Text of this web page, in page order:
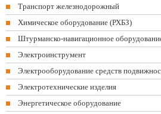
Транспорт железнодорожный
Химическое оборудование (РХБЗ)
Штурманско-навигационное
Электроинструмент
Электрооборудование средств
Электротехнические изделия
Энергетическое оборудование